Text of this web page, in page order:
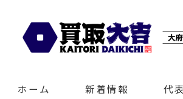
ホーム 新着情報 代